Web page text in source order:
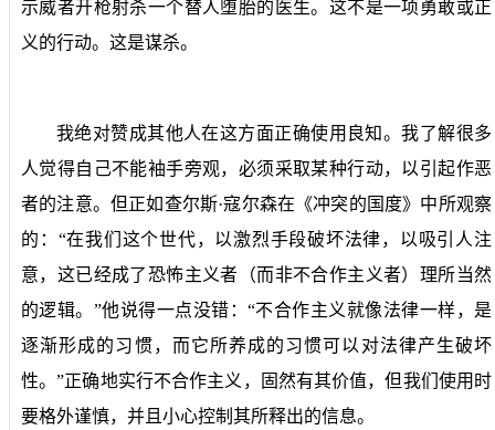
示威者开枪射杀一个替人堕胎的医生。这不是一项勇敢或正
义的行动。这是谋杀。
我绝对赞成其他人在这方面正确使用良知。我了解很多
人觉得自己不能袖手旁观，必须采取某种行动，以引起作恶
者的注意。但正如查尔斯·寇尔森在《冲突的国度》中所观察
的：“在我们这个世代，以激烈手段破坏法律，以吸引人注
意，这已经成了恐怖主义者（而非不合作主义者）理所当然
的逻辑。”他说得一点没错：“不合作主义就像法律一样，是
逐渐形成的习惯，而它所养成的习惯可以对法律产生破坏
性。”正确地实行不合作主义，固然有其价值，但我们使用时
要格外谨慎，并且小心控制其所释出的信息。